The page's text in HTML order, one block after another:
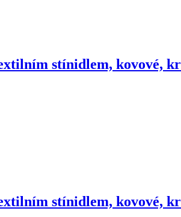
stínidlem, kovové,
stínidlem, kovové,